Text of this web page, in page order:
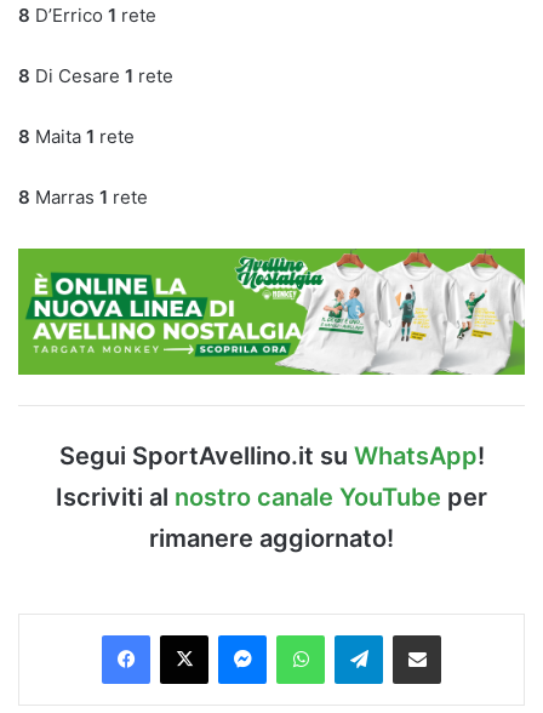
8 D’Errico 1 rete
8 Di Cesare 1 rete
8 Maita 1 rete
8 Marras 1 rete
Segui SportAvellino.it su WhatsApp!
Iscriviti al nostro canale YouTube per
rimanere aggiornato!
Facebook
X MessengerWhatsAppTelegramCondividi via Email